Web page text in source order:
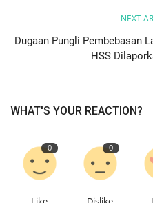
NEXT
Dugaan Pungli Pembebasan
HSS
WHAT'S YOUR REACTION?
0 0